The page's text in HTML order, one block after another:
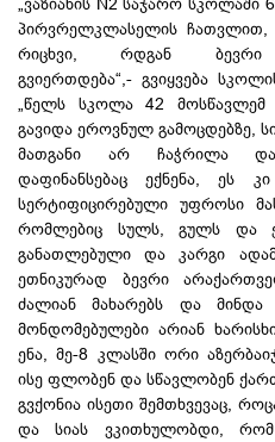
პირვრელკლასელის
რიცხვი, რდგან ბევრი
გვიერთდება“,- გვიყვება
„წელს სკოლა 42
გავიდა ეროვნულ გამოცდებზე,
მათგანი არ ჩაჭრილა და
დაფინანსებაც ექნენა, ეს
სერტიფიცირებული უფროსი
რომლებიც სულს, გულს და
განათლებული და კარგი
ეთნიკურად ბევრი
ძალიან მახარებს და
მონდომებულები არიან
ენა, მე-8 კლასში ორი
ისე ფლობენ და სწავლობენ
გვქონია ისეთი შემთხვევაც,
და სიას ვკითხულობდი,